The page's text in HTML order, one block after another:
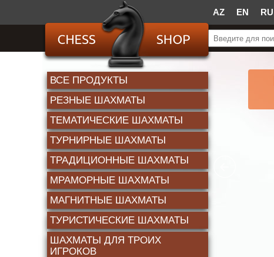
AZ EN RU
ВСЕ ПРОДУКТЫ
РЕЗНЫЕ ШАХМАТЫ
TЕМАТИЧЕСКИЕ ШАХМАТЫ
ТУРНИРНЫЕ ШАХМАТЫ
ТРАДИЦИОННЫЕ ШАХМАТЫ
МРАМОРНЫЕ ШАХМАТЫ
МАГНИТНЫЕ ШАХМАТЫ
ТУРИСТИЧЕСКИЕ ШАХМАТЫ
ШАХМАТЫ ДЛЯ ТРОИХ
ИГРОКОВ